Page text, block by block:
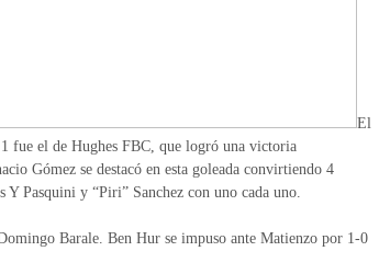
El
fue el de Hughes FBC, que logró una victoria
Gómez se destacó en esta goleada convirtiendo 4
Pasquini y “Piri” Sanchez con uno cada uno.
Barale. Ben Hur se impuso ante Matienzo por 1-0